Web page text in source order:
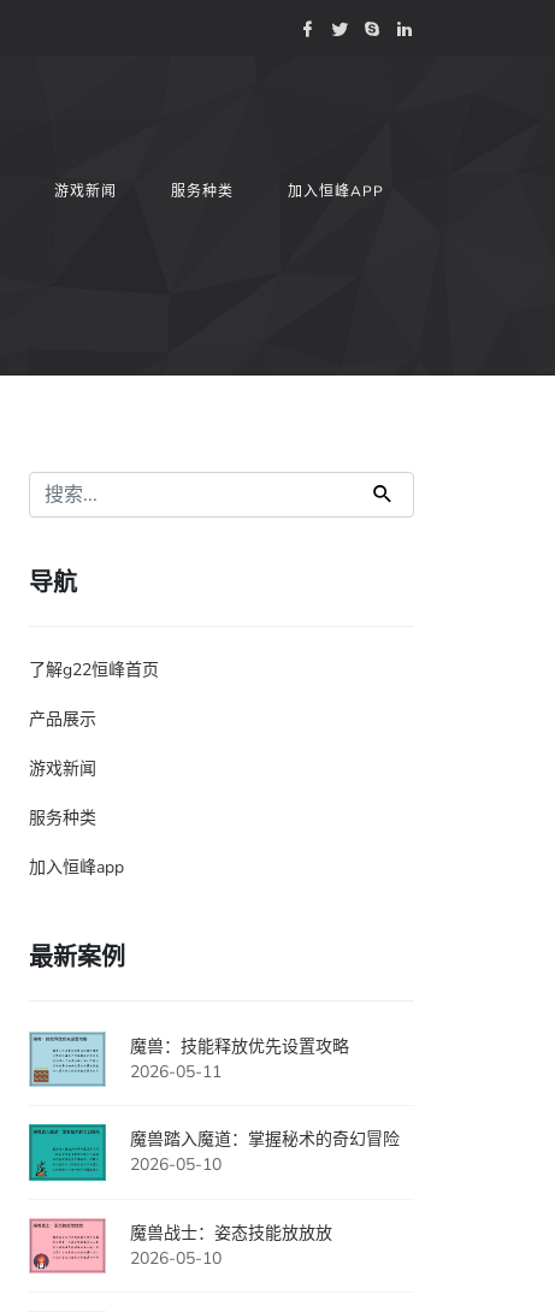
游戏新闻 服务种类 加入恒峰APP
导航
了解g22恒峰首页
产品展示
游戏新闻
服务种类
加入恒峰app
最新案例
魔兽：技能释放优先设置攻略
2026-05-11
魔兽踏入魔道：掌握秘术的奇幻冒险
2026-05-10
魔兽战士：姿态技能放放放
2026-05-10